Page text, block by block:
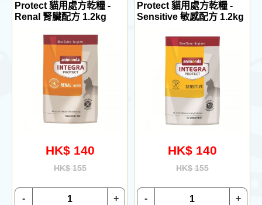
Protect 貓用處方乾糧 -
Renal 腎臟配方 1.2kg
HK$ 140
HK$ 155
+
-
Protect 貓用處方乾糧 -
Sensitive 敏感配方 1.2kg
HK$ 140
HK$ 155
+
-